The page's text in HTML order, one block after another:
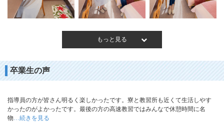
もっと見る
卒業生の声
指導員の方が皆さん明るく楽しかったです。寮と教習所も近くて生活しやす
かったのがよかったです。最後の方の高速教習ではみんなで休憩時間に名
物…続きを見る